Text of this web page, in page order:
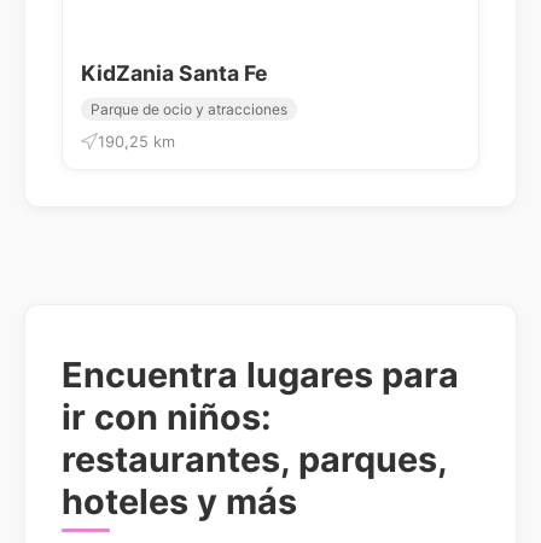
KidZania Santa Fe
Parque de ocio y atracciones
190,25 km
Encuentra lugares para
ir con niños:
restaurantes, parques,
hoteles y más